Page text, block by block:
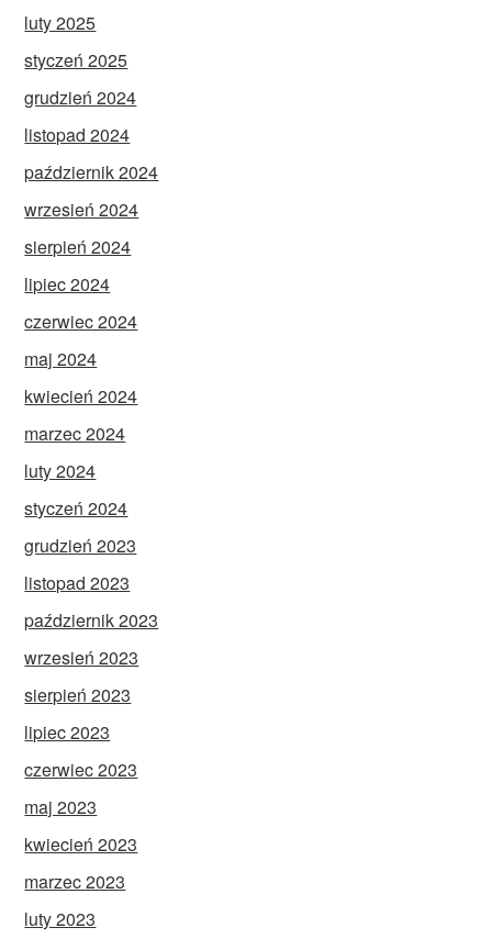
luty 2025
styczeń 2025
grudzień 2024
listopad 2024
październik 2024
wrzesień 2024
sierpień 2024
lipiec 2024
czerwiec 2024
maj 2024
kwiecień 2024
marzec 2024
luty 2024
styczeń 2024
grudzień 2023
listopad 2023
październik 2023
wrzesień 2023
sierpień 2023
lipiec 2023
czerwiec 2023
maj 2023
kwiecień 2023
marzec 2023
luty 2023